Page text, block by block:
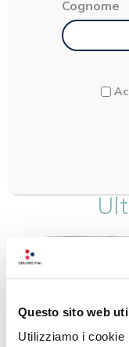
Questo sito web
Utilizziamo i cookie
Cognome